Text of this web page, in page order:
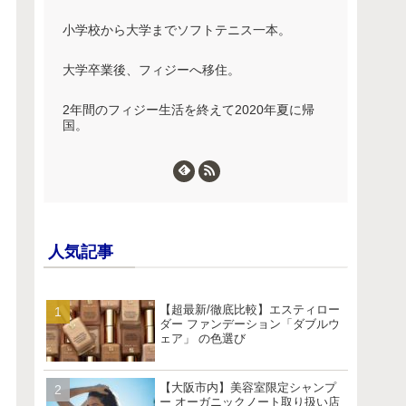
小学校から大学までソフトテニス一本。
大学卒業後、フィジーへ移住。
2年間のフィジー生活を終えて2020年夏に帰
国。
人気記事
【超最新/徹底比較】エスティロー
ダー ファンデーション「ダブルウ
ェア」 の色選び
【大阪市内】美容室限定シャンプ
ー オーガニックノート取り扱い店